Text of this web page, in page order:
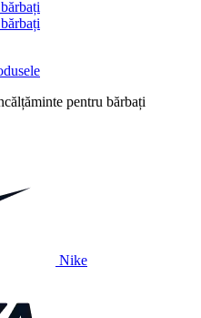
pentru bărbați
Nike